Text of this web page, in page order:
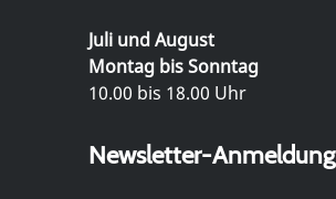
Juli und August
Montag bis Sonntag
10.00 bis 18.00 Uhr
Newsletter-Anmeldung